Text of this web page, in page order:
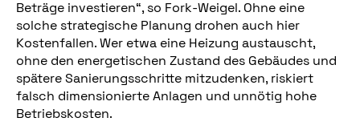
Beträge investieren“, so Fork-Weigel. Ohne eine
solche strategische Planung drohen auch hier
Kostenfallen. Wer etwa eine Heizung austauscht,
ohne den energetischen Zustand des Gebäudes und
spätere Sanierungsschritte mitzudenken, riskiert
falsch dimensionierte Anlagen und unnötig hohe
Betriebskosten.